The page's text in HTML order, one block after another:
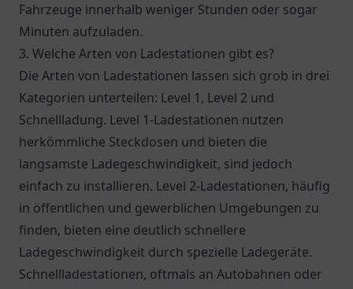
Fahrzeuge innerhalb weniger Stunden oder sogar
Minuten aufzuladen.
3. Welche Arten von Ladestationen gibt es?
Die Arten von Ladestationen lassen sich grob in drei
Kategorien unterteilen: Level 1, Level 2 und
Schnellladung. Level 1-Ladestationen nutzen
herkömmliche Steckdosen und bieten die
langsamste Ladegeschwindigkeit, sind jedoch
einfach zu installieren. Level 2-Ladestationen, häufig
in öffentlichen und gewerblichen Umgebungen zu
finden, bieten eine deutlich schnellere
Ladegeschwindigkeit durch spezielle Ladegeräte.
Schnellladestationen, oftmals an Autobahnen oder